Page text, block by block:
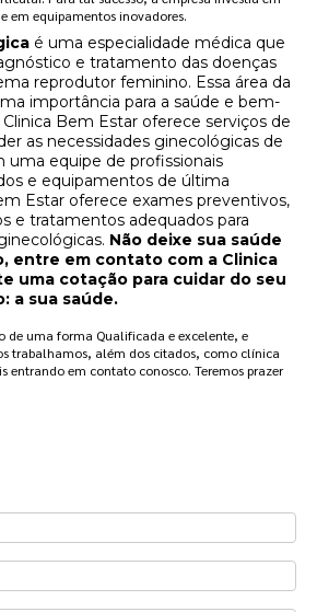
em equipamentos inovadores.
é uma especialidade médica que
e tratamento das doenças
reprodutor feminino. Essa área da
importância para a saúde e bem-
Bem Estar oferece serviços de
as necessidades ginecológicas de
uma equipe de profissionais
e equipamentos de última
Estar oferece exames preventivos,
e tratamentos adequados para
Não deixe sua saúde
entre em contato com a Clinica
uma cotação para cuidar do seu
a sua saúde.
de uma forma Qualificada e excelente, e
trabalhamos, além dos citados, como clínica
entrando em contato conosco. Teremos prazer